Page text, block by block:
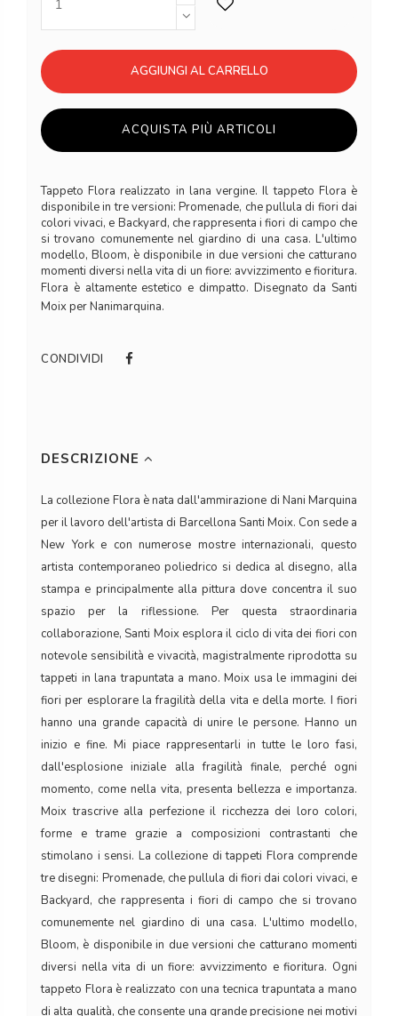
AGGIUNGI AL CARRELLO
ACQUISTA PIÙ ARTICOLI
Tappeto Flora realizzato in lana vergine. Il tappeto Flora è
disponibile in tre versioni: Promenade, che pullula di fiori dai
colori vivaci, e Backyard, che rappresenta i fiori di campo che
si trovano comunemente nel giardino di una casa. L'ultimo
modello, Bloom, è disponibile in due versioni che catturano
momenti diversi nella vita di un fiore: avvizzimento e fioritura.
Flora è altamente estetico e dimpatto. Disegnato da Santi
Moix per Nanimarquina.
CONDIVIDI
DESCRIZIONE
La collezione Flora è nata dall'ammirazione di Nani Marquina
per il lavoro dell'artista di Barcellona Santi Moix. Con sede a
New York e con numerose mostre internazionali, questo
artista contemporaneo poliedrico si dedica al disegno, alla
stampa e principalmente alla pittura dove concentra il suo
spazio per la riflessione. Per questa straordinaria
collaborazione, Santi Moix esplora il ciclo di vita dei fiori con
notevole sensibilità e vivacità, magistralmente riprodotta su
tappeti in lana trapuntata a mano. Moix usa le immagini dei
fiori per esplorare la fragilità della vita e della morte. I fiori
hanno una grande capacità di unire le persone. Hanno un
inizio e fine. Mi piace rappresentarli in tutte le loro fasi,
dall'esplosione iniziale alla fragilità finale, perché ogni
momento, come nella vita, presenta bellezza e importanza.
Moix trascrive alla perfezione il ricchezza dei loro colori,
forme e trame grazie a composizioni contrastanti che
stimolano i sensi. La collezione di tappeti Flora comprende
tre disegni: Promenade, che pullula di fiori dai colori vivaci, e
Backyard, che rappresenta i fiori di campo che si trovano
comunemente nel giardino di una casa. L'ultimo modello,
Bloom, è disponibile in due versioni che catturano momenti
diversi nella vita di un fiore: avvizzimento e fioritura. Ogni
tappeto Flora è realizzato con una tecnica trapuntata a mano
di alta qualità, che consente una grande precisione nei motivi